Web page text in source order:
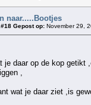
naar.....Bootjes
Gepost op: November 29,
je daar op de kop getikt
,
wat je daar ziet ,is